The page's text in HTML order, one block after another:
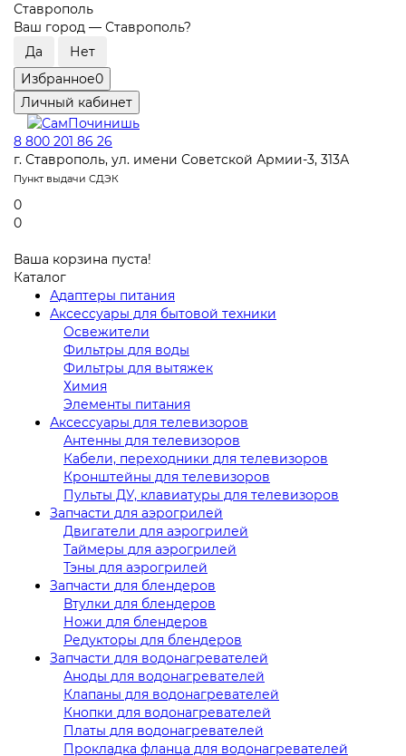
Ставрополь
Ваш город — Ставрополь?
Избранное0
Личный кабинет
8 800 201 86 26
г. Ставрополь, ул. имени Советской Армии-3, 313А
Пункт выдачи СДЭК
0
0
Ваша корзина пуста!
Каталог
Адаптеры питания
Аксессуары для бытовой техники
Освежители
Фильтры для воды
Фильтры для вытяжек
Химия
Элементы питания
Аксессуары для телевизоров
Антенны для телевизоров
Кабели, переходники для телевизоров
Кронштейны для телевизоров
Пульты ДУ, клавиатуры для телевизоров
Запчасти для аэрогрилей
Двигатели для аэрогрилей
Таймеры для аэрогрилей
Тэны для аэрогрилей
Запчасти для блендеров
Втулки для блендеров
Ножи для блендеров
Редукторы для блендеров
Запчасти для водонагревателей
Аноды для водонагревателей
Клапаны для водонагревателей
Кнопки для водонагревателей
Платы для водонагревателей
Прокладка фланца для водонагревателей